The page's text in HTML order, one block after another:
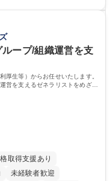
ループ/組織運営を支
厚生等）からお任せいたします。
営を支えるゼネラリストをめざせ
取得支援あり
未経験者歓迎